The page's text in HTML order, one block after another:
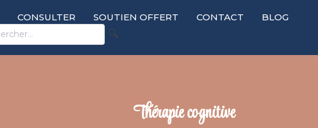
CONSULTER SOUTIEN OFFERT CONTACT BLOG
🔍
Thérapie cognitive